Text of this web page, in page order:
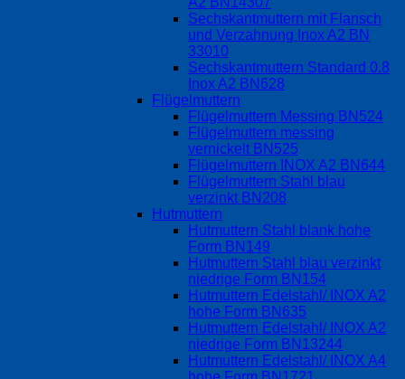
Sechskantmuttern mit Flansch
und Verzahnung Inox A2 BN
33010
Sechskantmuttern Standard 0.8
Inox A2 BN628
Flügelmuttern
Flügelmuttern Messing BN524
Flügelmuttern messing
vernickelt BN525
Flügelmuttern INOX A2 BN644
Flügelmuttern Stahl blau
verzinkt BN208
Hutmuttern
Hutmuttern Stahl blank hohe
Form BN149
Hutmuttern Stahl blau verzinkt
niedrige Form BN154
Hutmuttern Edelstahl/ INOX A2
hohe Form BN635
Hutmuttern Edelstahl/ INOX A2
niedrige Form BN13244
Hutmuttern Edelstahl/ INOX A4